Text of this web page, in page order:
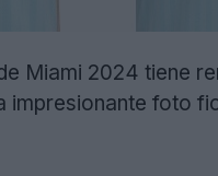
Miami 2024 tiene
impresionante foto